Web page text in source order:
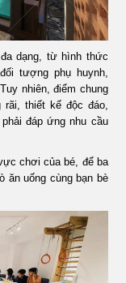
dạng, từ hình thức
tượng phụ huynh,
nhiên, điểm chung
thiết kế độc đáo,
đáp ứng nhu cầu
chơi của bé, để ba
ăn uống cùng bạn bè